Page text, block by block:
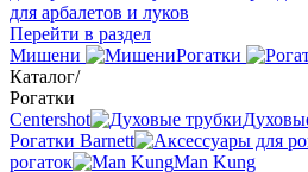
для арбалетов и луков
Перейти в раздел
Мишени
Рогатки
Каталог/
Рогатки
Centershot
Рогатки Barnett
рогаток
Man Kung